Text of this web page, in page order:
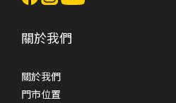
關於我們
關於我們
門市位置